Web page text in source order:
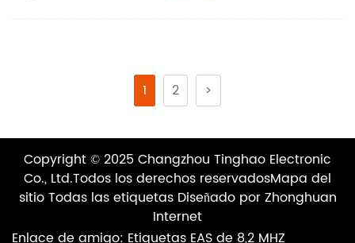
1 2 >
Copyright © 2025 Changzhou Tinghao Electronic
Co., Ltd.Todos los derechos reservadosMapa del
sitio Todas las etiquetas Diseñado por Zhonghuan
Internet
Enlace de amigo: Etiquetas EAS de 8,2 MHZ